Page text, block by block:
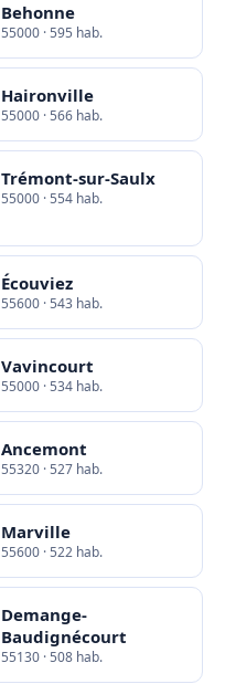
Behonne
55000 · 595 hab.
Haironville
55000 · 566 hab.
Trémont-sur-Saulx
55000 · 554 hab.
Écouviez
55600 · 543 hab.
Vavincourt
55000 · 534 hab.
Ancemont
55320 · 527 hab.
Marville
55600 · 522 hab.
Demange-
Baudignécourt
55130 · 508 hab.